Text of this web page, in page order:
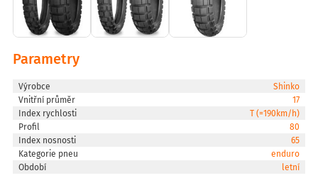
Parametry
Výrobce
Shinko
Vnitřní průměr
17
Index rychlosti
T (=190km/h)
Profil
80
Index nosnosti
65
Kategorie pneu
enduro
Období
letní